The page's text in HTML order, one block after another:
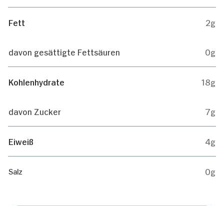
Fett 2g
davon gesättigte Fettsäuren 0g
Kohlenhydrate 18g
davon Zucker 7g
Eiweiß 4g
Salz 0g